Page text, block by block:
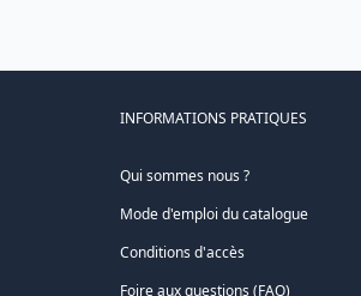
INFORMATIONS PRATIQUES
Qui sommes nous ?
Mode d'emploi du catalogue
Conditions d'accès
Foire aux questions (FAQ)